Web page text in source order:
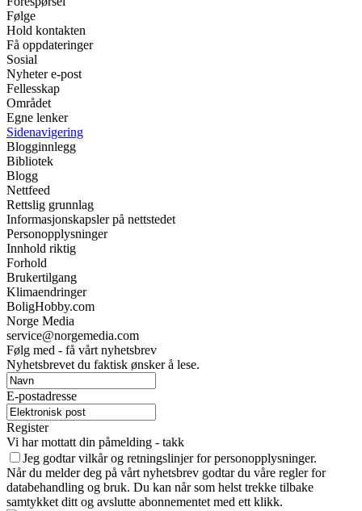
Følge
Hold kontakten
Få oppdateringer
Sosial
Nyheter e-post
Fellesskap
Området
Egne lenker
Sidenavigering
Blogginnlegg
Bibliotek
Blogg
Nettfeed
Rettslig grunnlag
Informasjonskapsler på nettstedet
Personopplysninger
Innhold riktig
Forhold
Brukertilgang
Klimaendringer
BoligHobby.com
Norge Media
service@norgemedia.com
Følg med - få vårt nyhetsbrev
Nyhetsbrevet du faktisk ønsker å lese.
E-postadresse
Register
Vi har mottatt din påmelding - takk
Jeg godtar vilkår og retningslinjer for personopplysninger.
Når du melder deg på vårt nyhetsbrev godtar du våre regler for
databehandling og bruk. Du kan når som helst trekke tilbake
samtykket ditt og avslutte abonnementet med ett klikk.